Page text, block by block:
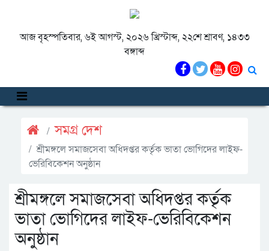
আজ বৃহস্পতিবার, ৬ই আগস্ট, ২০২৬ খ্রিস্টাব্দ, ২২শে শ্রাবণ, ১৪৩৩
বঙ্গাব্দ
সমগ্র দেশ
শ্রীমঙ্গলে সমাজসেবা অধিদপ্তর কর্তৃক ভাতা ভোগিদের লাইফ-
ভেরিবিকেশন অনুষ্ঠান
শ্রীমঙ্গলে সমাজসেবা অধিদপ্তর কর্তৃক
ভাতা ভোগিদের লাইফ-ভেরিবিকেশন
অনুষ্ঠান